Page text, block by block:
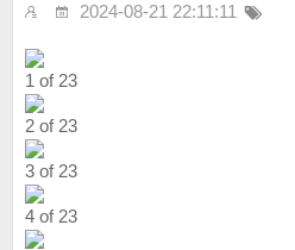
2024-08-21 22:11:11
1 of 23
2 of 23
3 of 23
4 of 23